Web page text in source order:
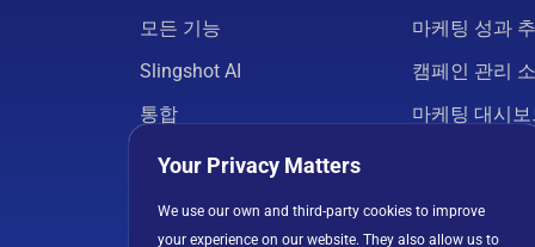
모든 기능
Slingshot AI
통합
요금
보안
마케팅 성과
캠페인 관리
마케팅 대시보
마케팅 프로
마케팅 분석
Your Privacy Matters
We use our own and third-party cookies to improve
your experience on our website. They also allow us to